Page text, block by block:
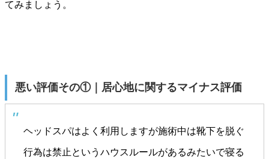
てみましょう。
悪い評価その①｜居心地に関するマイナス評価
ヘッドスパはよく利用しますが施術中は靴下を脱ぐ
行為は禁止というハウスルールがあるみたいで寝る